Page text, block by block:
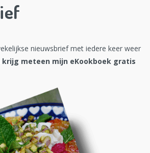
nieuwsbrief met iedere keer weer
krijg meteen mijn eKookboek gratis